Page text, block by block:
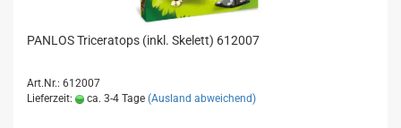
PANLOS Triceratops (inkl. Skelett) 612007
Art.Nr.: 612007
Lieferzeit:
ca. 3-4 Tage (Ausland abweichend)